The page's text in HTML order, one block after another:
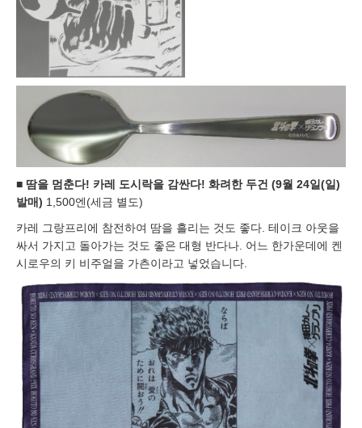
■ 땀을 멈춘다! 카레 도시락을 감싼다! 화려한 두건 (9월 24일(일)
발매) 1,500엔(세금 별도)
카레 그랑프리에 참전하여 땀을 흘리는 것도 좋다. 테이크 아웃을
싸서 가지고 돌아가는 것도 좋은 대형 반다나. 어느 한가운데에 켄
시로우의 키 비주얼을 가츤이라고 넣었습니다.